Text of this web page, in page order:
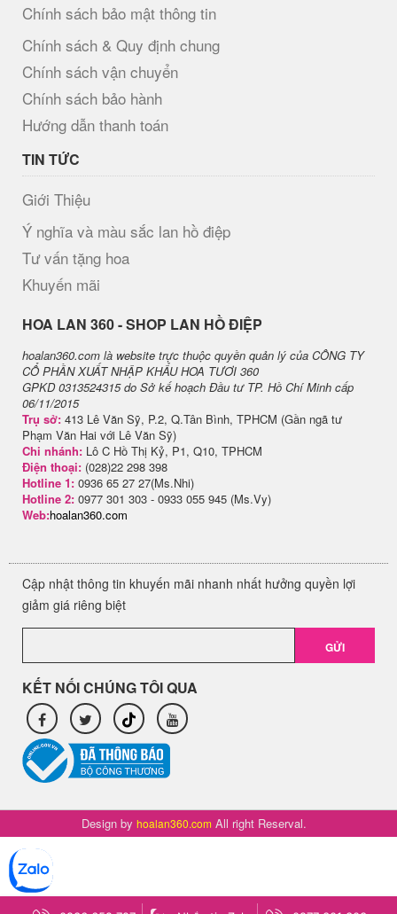
Chính sách bảo mật thông tin
Chính sách & Quy định chung
Chính sách vận chuyển
Chính sách bảo hành
Hướng dẫn thanh toán
TIN TỨC
Giới Thiệu
Ý nghĩa và màu sắc lan hồ điệp
Tư vấn tặng hoa
Khuyến mãi
H​OA LAN 360 - SHOP LAN HỒ ĐIỆP
hoalan360.com là website trực thuộc quyền quản lý của CÔNG TY
CỔ PHẦN XUẤT NHẬP KHẨU HOA TƯƠI 360
GPKD 0313524315 do Sở kế hoạch Đầu tư TP. Hồ Chí Minh cấp
06/11/2015
Trụ sở: 413 Lê Văn Sỹ, P.2, Q.Tân Bình, TPHCM (Gần ngã tư
Phạm Văn Hai với Lê Văn Sỹ)
Chi nhánh: Lô C Hồ Thị Kỷ, P1, Q10, TPHCM
Điện thoại: (028)22 298 398
Hotline 1: 0936 65 27 27(Ms.Nhi)
Hotline 2: 0977 301 303 - 0933 055 945 (Ms.Vy)
Web:hoalan360.com
Cập nhật thông tin khuyến mãi nhanh nhất hưởng quyền lợi
giảm giá riêng biệt
GỬI
KẾT NỐI CHÚNG TÔI QUA
Design by hoalan360.com All right Reserval.